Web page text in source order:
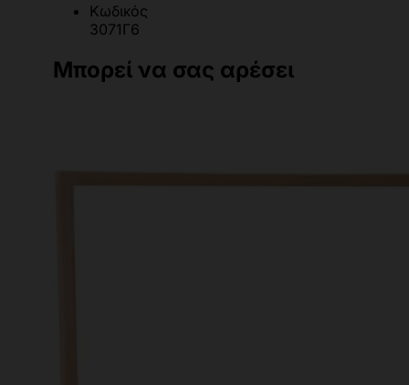
Κωδικός
3071Γ6
Μπορεί να σας αρέσει